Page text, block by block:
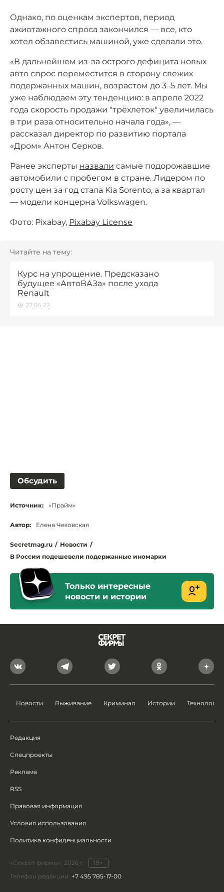
Однако, по оценкам экспертов, период
ажиотажного спроса закончился — все, кто
хотел обзавестись машиной, уже сделали это.
«В дальнейшем из-за острого дефицита новых
авто спрос переместится в сторону свежих
подержанных машин, возрастом до 3–5 лет. Мы
уже наблюдаем эту тенденцию: в апреле 2022
года скорость продажи "трёхлеток" увеличилась
в три раза относительно начала года», —
рассказал директор по развитию портала
«Дром» Антон Серков.
Ранее эксперты назвали самые подорожавшие
автомобили с пробегом в стране. Лидером по
росту цен за год стала Kia Sorento, а за квартал
— модели концерна Volkswagen.
Фото: Pixabay, Pixabay License
Читайте на тему:
Курс на упрощение. Предсказано
будущее «АвтоВАЗа» после ухода
Renault
27.04.22
Обсудить
Источник: «Прайм»
Автор: Елена Чеховская
Secretmag.ru / Новости /
В России подешевели подержанные иномарки
Только интересные
новости и истории
Новости Выживание Криминал Истории Технологии
Редакция
Спецпроекты
Реклама
RSS
Правовая информация
Условия использования
Политика конфиденциальности
«Секрет фирмы», 2026 г.
18+
Телефон редакции: +7 495 785-17-00